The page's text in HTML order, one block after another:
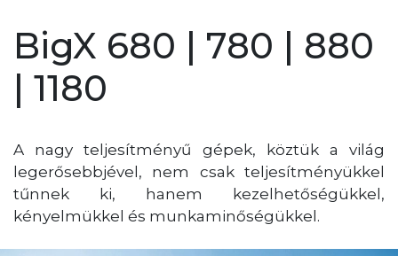
BigX 680 | 780 | 880
| 1180
A nagy teljesítményű gépek, köztük a világ
legerősebbjével, nem csak teljesítményükkel
tűnnek ki, hanem kezelhetőségükkel,
kényelmükkel és munkaminőségükkel.